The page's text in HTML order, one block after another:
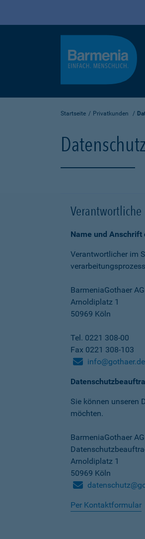
Startseite Privatkunden
Datenschutz
Verantwortliche
Name und
Verantwortlicher im
BarmeniaGothaer AG
Arnoldiplatz 1
50969 Köln
Tel. 0221 308-00
Fax 0221 308-103
info@gothaer.de
Sie können unseren
möchten.
BarmeniaGothaer AG
Arnoldiplatz 1
50969 Köln
Per Kontaktformular